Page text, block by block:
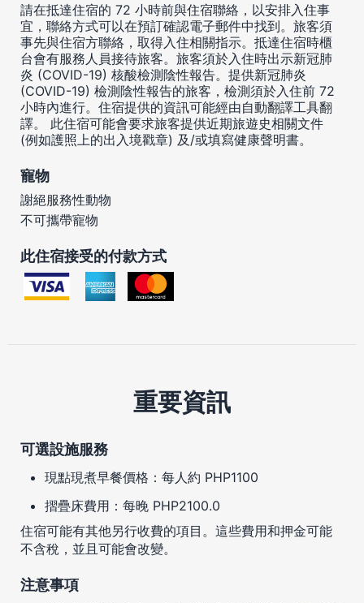
請在抵達住宿的 72 小時前與住宿聯絡，以安排入住事
宜，聯絡方式可以在預訂確認電子郵件中找到。旅客須
事先與住宿方聯絡，取得入住相關指示。抵達住宿時櫃
台會有服務人員接待旅客。旅客須於入住時出示新冠肺
炎 (COVID-19) 核酸檢測陰性報告。提供新冠肺炎
(COVID-19) 檢測陰性報告的旅客，檢測須於入住前 72
小時內進行。住宿提供的資訊可能經由自動翻譯工具翻
譯。 此住宿可能會要求旅客提供近期旅遊史相關文件
(例如護照上的出入境戳章) 及/或填寫健康聲明書。
寵物
謝絕服務性動物
不可攜帶寵物
此住宿接受的付款方式
重要資訊
可選設施服務
現點現煮早餐價格：每人約 PHP1100
摺疊床費用：每晚 PHP2100.0
住宿可能有其他另行收費的項目。這些費用和押金可能
不含稅，並且可能會改變。
注意事項